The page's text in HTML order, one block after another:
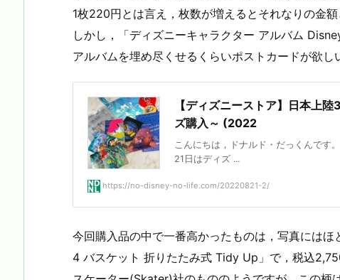
1枚220円とは言え，枚数が増えるとそれなりの金額
しかし，「ディズニーキャラクター アルバム
アルバムを埋め尽くせるくらいポストカードが欲し
【ディズニーストア】日本上
ズ購入～ (2022
こんにちは，ドナルド・だっくんです
21日はディズ ...
https://no-disney-no-life.com/20220821-2/
今回購入品の中で一番高かったものは，写真には
4 バスケット 折りたたみ式 Tidy Up」で，税込